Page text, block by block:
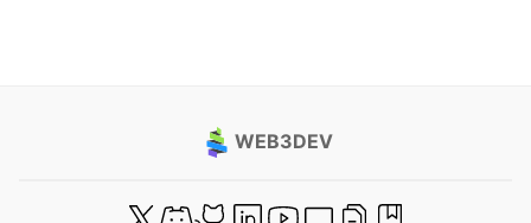
WEB3DEV